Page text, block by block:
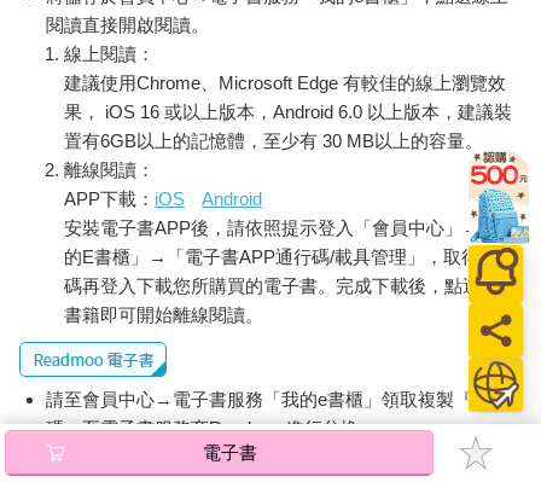
閱讀直接開啟閱讀。
線上閱讀：
建議使用Chrome、Microsoft Edge 有較佳的線上瀏覽效
果， iOS 16 或以上版本，Android 6.0 以上版本，建議裝
置有6GB以上的記憶體，至少有 30 MB以上的容量。
離線閱讀：
APP下載： iOS
Android
安裝電子書APP後，請依照提示登入「會員中心」→「我
的E書櫃」→「電子書APP通行碼/載具管理」，取得通行
碼再登入下載您所購買的電子書。完成下載後，點選任一
書籍即可開始離線閱讀。
請至會員中心→電子書服務「我的e書櫃」領取複製『兌換
碼』至電子書服務商Readmoo進行兌換。
退換貨須知：
電子書